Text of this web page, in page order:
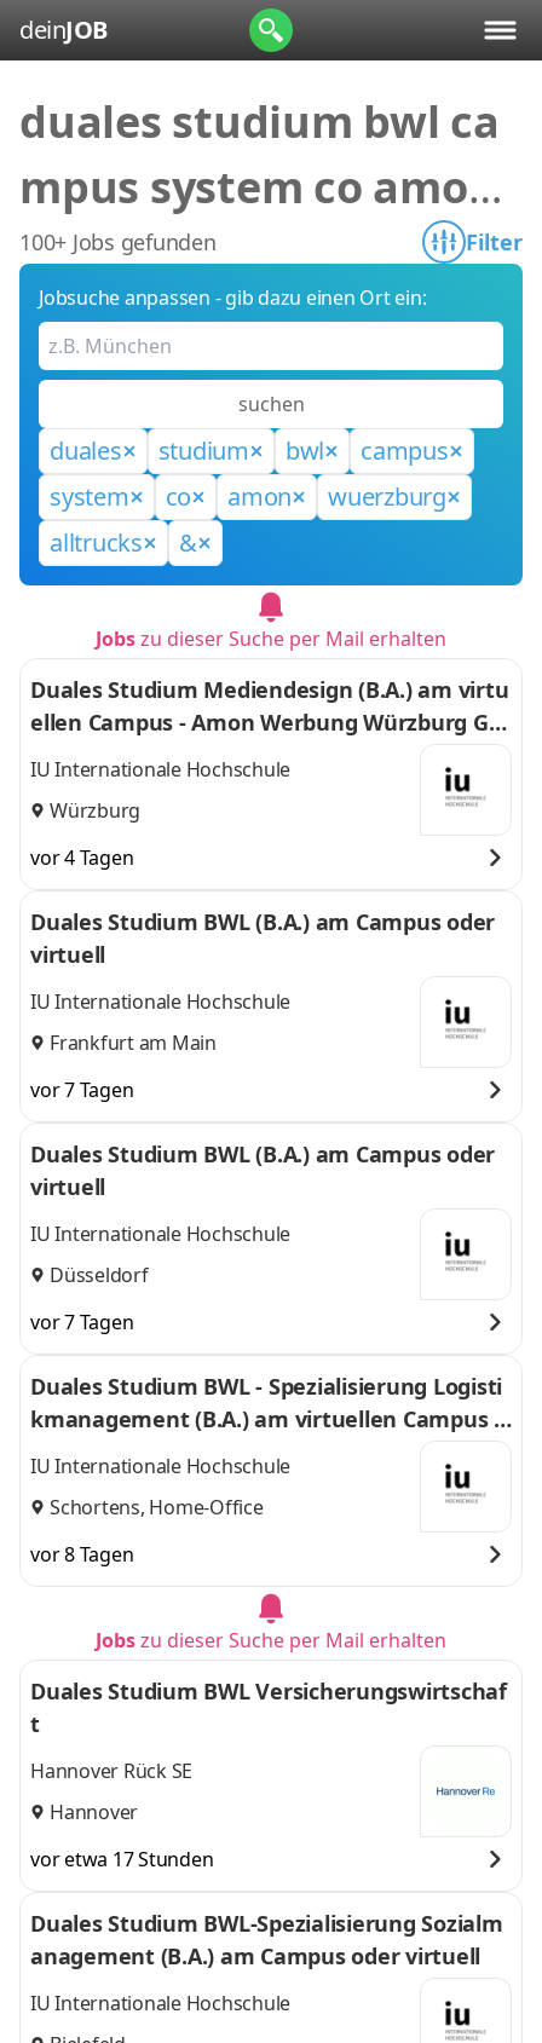
deinJOB
duales studium bwl ca
mpus system co amon
wuerzburg alltrucks &
100+ Jobs gefunden Filter
Jobsuche anpassen - gib dazu einen Ort ein:
suchen
duales studium bwl
campus
system
co amon
wuerzburg
alltrucks
&
Jobszu dieser Suche per Mail erhalten
Duales Studium Mediendesign (B.A.) am virtu
ellen Campus - Amon Werbung Würzburg Gm
bH & Co. KG
IU Internationale Hochschule
Würzburg
vor 4 Tagen
Duales Studium BWL (B.A.) am Campus oder
virtuell
IU Internationale Hochschule
Frankfurt am Main
vor 7 Tagen
Duales Studium BWL (B.A.) am Campus oder
virtuell
IU Internationale Hochschule
Düsseldorf
vor 7 Tagen
Duales Studium BWL - Spezialisierung Logisti
kmanagement (B.A.) am virtuellen Campus -
Nordfrost GmbH & Co. KG
IU Internationale Hochschule
Schortens, Home-Office
vor 8 Tagen
Jobszu dieser Suche per Mail erhalten
Duales Studium BWL Versicherungswirtschaf
t
Hannover Rück SE
Hannover
vor etwa 17 Stunden
Duales Studium BWL-Spezialisierung Sozialm
anagement (B.A.) am Campus oder virtuell
IU Internationale Hochschule